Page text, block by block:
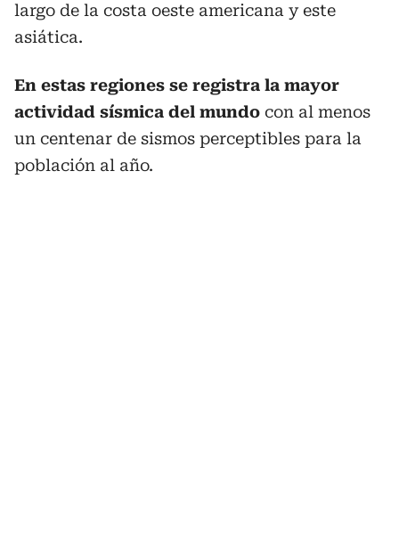
largo de la costa oeste americana y este
asiática.
En estas regiones se registra la mayor
actividad sísmica del mundo con al menos
un centenar de sismos perceptibles para la
población al año.